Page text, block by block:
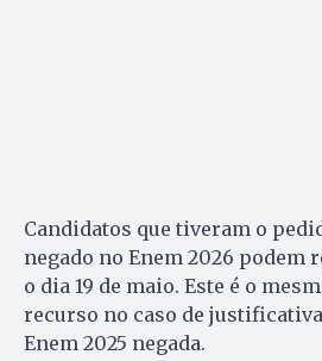
Candidatos que tiveram o
negado no Enem 2026 podem
o dia 19 de maio. Este é o
recurso no caso de
Enem 2025 negada.